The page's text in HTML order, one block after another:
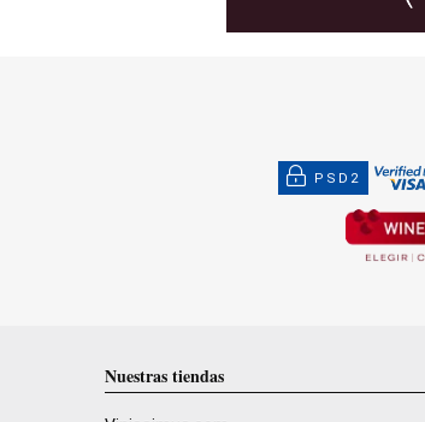
PSD2
Nuestras tiendas